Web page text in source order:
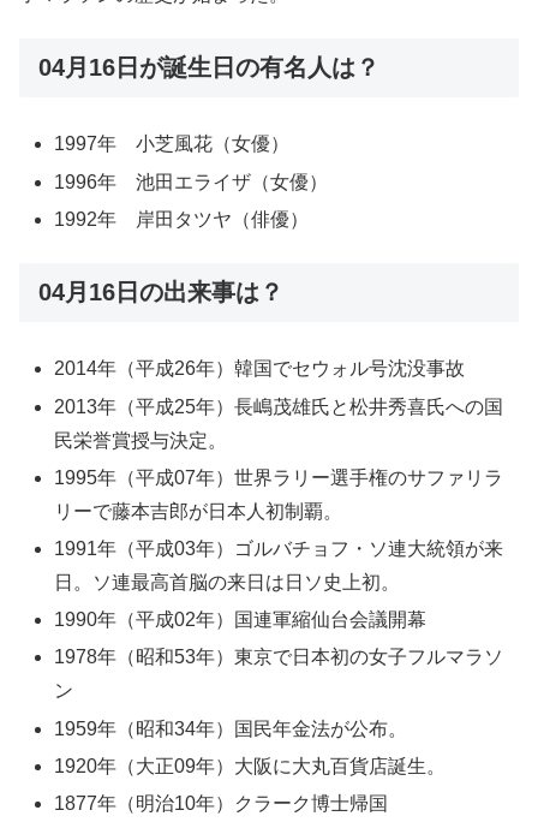
04月16日が誕生日の有名人は？
1997年 小芝風花（女優）
1996年 池田エライザ（女優）
1992年 岸田タツヤ（俳優）
04月16日の出来事は？
2014年（平成26年）韓国でセウォル号沈没事故
2013年（平成25年）長嶋茂雄氏と松井秀喜氏への国
民栄誉賞授与決定。
1995年（平成07年）世界ラリー選手権のサファリラ
リーで藤本吉郎が日本人初制覇。
1991年（平成03年）ゴルバチョフ・ソ連大統領が来
日。ソ連最高首脳の来日は日ソ史上初。
1990年（平成02年）国連軍縮仙台会議開幕
1978年（昭和53年）東京で日本初の女子フルマラソ
ン
1959年（昭和34年）国民年金法が公布。
1920年（大正09年）大阪に大丸百貨店誕生。
1877年（明治10年）クラーク博士帰国